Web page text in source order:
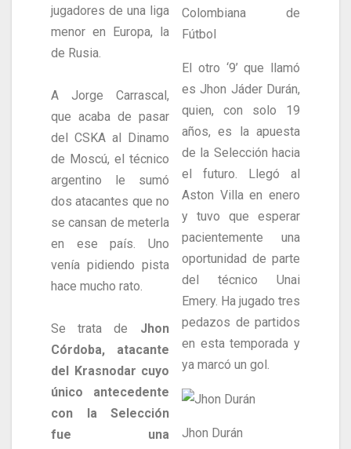
jugadores de una liga
menor en Europa, la
de Rusia.
A Jorge Carrascal,
que acaba de pasar
del CSKA al Dinamo
de Moscú, el técnico
argentino le sumó
dos atacantes que no
se cansan de meterla
en ese país. Uno
venía pidiendo pista
hace mucho rato.
Se trata de Jhon
Córdoba, atacante
del Krasnodar cuyo
único antecedente
con la Selección
fue una
Colombiana de
Fútbol
El otro ‘9’ que llamó
es Jhon Jáder Durán,
quien, con solo 19
años, es la apuesta
de la Selección hacia
el futuro. Llegó al
Aston Villa en enero
y tuvo que esperar
pacientemente una
oportunidad de parte
del técnico Unai
Emery. Ha jugado tres
pedazos de partidos
en esta temporada y
ya marcó un gol.
Jhon Durán